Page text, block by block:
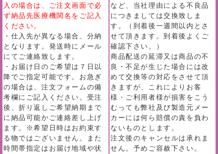
入の場合は、ご注文画面で必
ず納品先医療機関名をご記入
ください。
・仕入先が異なる場合、分納
となります。発送時にメール
にてご連絡致します。
・お届け日のご希望は７日以
降でご指定可能です。お急ぎ
の場合は、注文フォームの備
考欄にご記入ください。受注
後、折り返しご希望納期まで
に納品可能かご連絡差し上げ
ます。※希望日時はお約束す
る物ではございません。また
時間帯指定はお届け地域や状
など、当社理由による不良品
につきましては交換致しま
す。（到着後一週間以内とさ
せて頂きます。到着後よくご
確認下さい。）
商品配送の延滞又は商品の不
良・不足が生じた場合には改
めて交換等の対応をさせて頂
きますが、これによりお客
様・ご利用者様が損害をこう
むっても弊社及び製造元メー
カーには何ら賠償の責を負わ
ないものとします。
注文後のキャンセルは承れま
せん。予めご容赦下さい。